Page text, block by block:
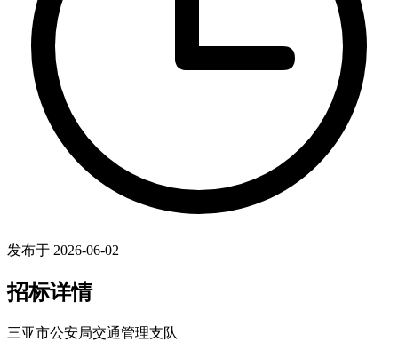
发布于 2026-06-02
招标详情
三亚市公安局交通管理支队